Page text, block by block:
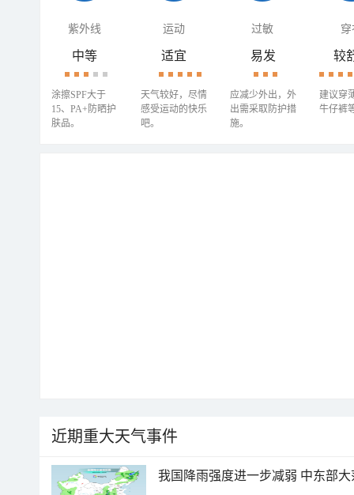
紫外线 运动 过敏 穿
中等
涂擦SPF大于
15、PA+防晒护
肤品。
适宜
天气较好，尽情
感受运动的快乐
吧。
易发
应减少外出，外
出需采取防护措
施。
较
建议穿
牛仔裤
近期重大天气事件
我国降雨强度进一步减弱 中东部